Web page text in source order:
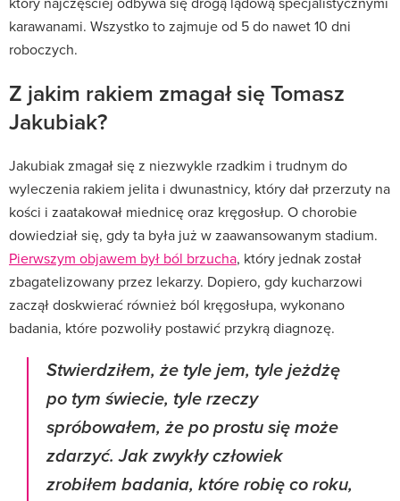
karawanami. Wszystko to zajmuje od 5 do nawet 10 dni
roboczych.
Z jakim rakiem zmagał się Tomasz
Jakubiak?
Jakubiak zmagał się z niezwykle rzadkim i trudnym do
wyleczenia rakiem jelita i dwunastnicy, który dał przerzuty na
kości i zaatakował miednicę oraz kręgosłup. O chorobie
dowiedział się, gdy ta była już w zaawansowanym stadium.
Pierwszym objawem był ból brzucha, który jednak został
zbagatelizowany przez lekarzy. Dopiero, gdy kucharzowi
zaczął doskwierać również ból kręgosłupa, wykonano
badania, które pozwoliły postawić przykrą diagnozę.
Stwierdziłem, że tyle jem, tyle jeżdżę
po tym świecie, tyle rzeczy
spróbowałem, że po prostu się może
zdarzyć. Jak zwykły człowiek
zrobiłem badania, które robię co roku,